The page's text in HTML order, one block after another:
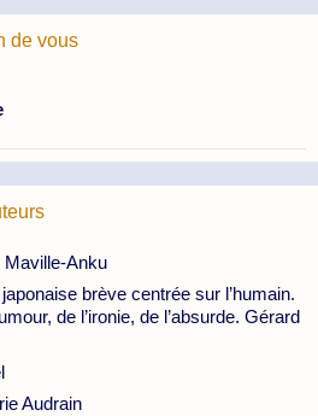
de vous
Maville-Anku
brève centrée sur l’humain.
de l’ironie, de l’absurde. Gérard
Audrain